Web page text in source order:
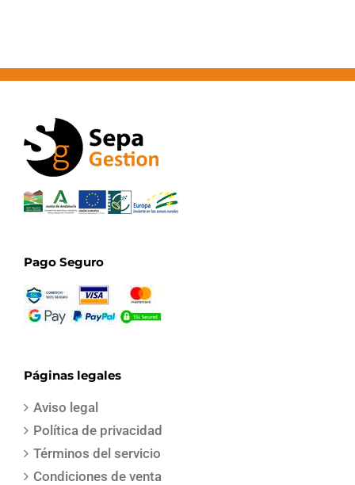
Pago Seguro
Páginas legales
Aviso legal
Política de privacidad
Términos del servicio
Condiciones de venta